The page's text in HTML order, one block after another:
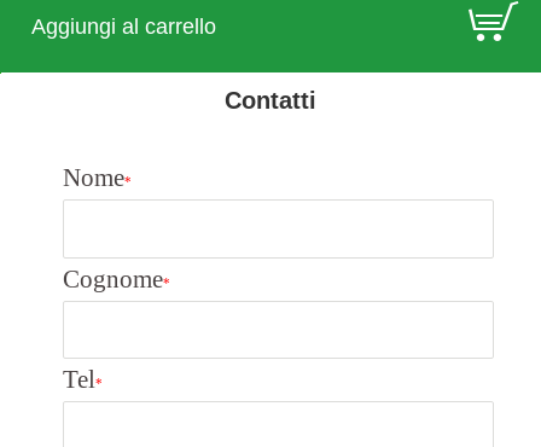
Aggiungi al carrello E
Contatti
Nome*
Cognome*
Tel*